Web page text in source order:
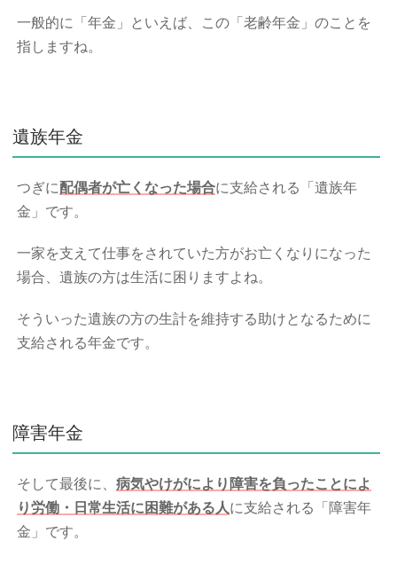
一般的に「年金」といえば、この「老齢年金」のことを
指しますね。
遺族年金
つぎに配偶者が亡くなった場合に支給される「遺族年
金」です。
一家を支えて仕事をされていた方がお亡くなりになった
場合、遺族の方は生活に困りますよね。
そういった遺族の方の生計を維持する助けとなるために
支給される年金です。
障害年金
そして最後に、病気やけがにより障害を負ったことによ
り労働・日常生活に困難がある人に支給される「障害年
金」です。